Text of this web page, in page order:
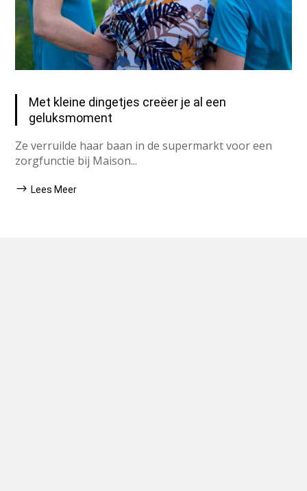
Met kleine dingetjes creëer je al een
geluksmoment
Ze verruilde haar baan in de supermarkt voor een
zorgfunctie bij Maison...
Lees Meer